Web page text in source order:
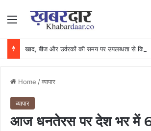
Menu
Home /व्यापार
व्यापार
आज धनतेरस पर देश भर में